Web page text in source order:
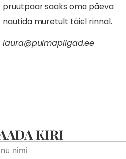
pruutpaar saaks oma päeva
nautida muretult täiel rinnal.
laura@pulmapiigad.ee
KIRI